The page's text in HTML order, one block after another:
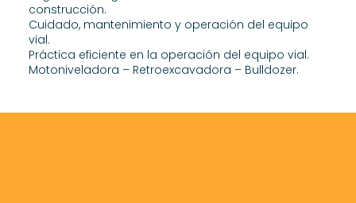
construcción.
Cuidado, mantenimiento y operación del equipo
vial.
Práctica eficiente en la operación del equipo vial.
Motoniveladora – Retroexcavadora – Bulldozer.